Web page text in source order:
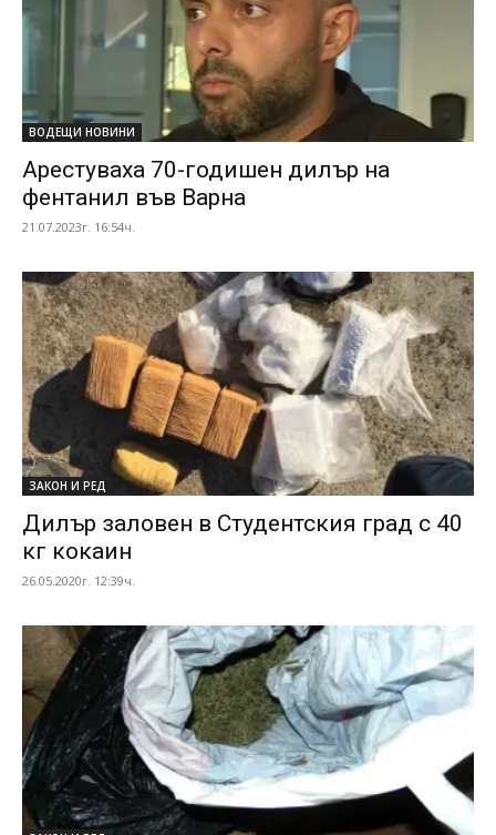
ВОДЕЩИ НОВИНИ
Арестуваха 70-годишен дилър на
фентанил във Варна
21.07.2023г. 16:54ч.
ЗАКОН И РЕД
Дилър заловен в Студентския град с 40
кг кокаин
26.05.2020г. 12:39ч.